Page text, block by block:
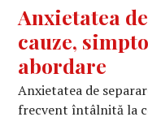
Anxietatea
cauze,
abordare
Anxietatea de
frecvent întâlnită la